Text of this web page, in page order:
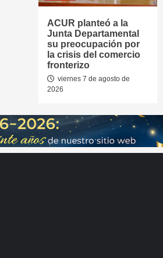
ACUR planteó a la
Junta Departamental
su preocupación por
la crisis del comercio
fronterizo
viernes 7 de agosto de
2026